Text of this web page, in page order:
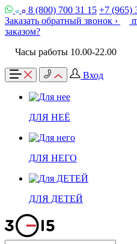
8 (800) 700 31 15 +7 (965)
Заказать обратный звонок ›
заказом?
Часы работы 10.00-22.00
Вход
ДЛЯ НЕЁ
ДЛЯ НЕГО
ДЛЯ ДЕТЕЙ